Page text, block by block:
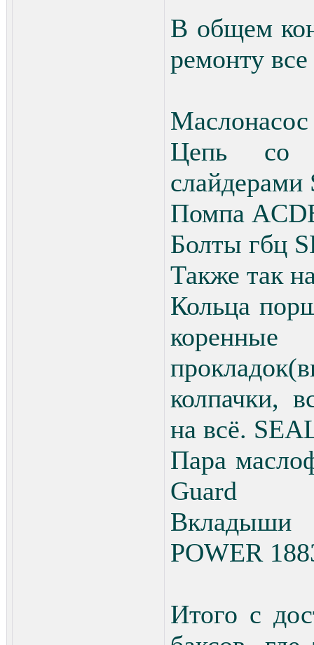
В общем
ремонту
Цепь со
Помпа
Болты гбц
Также так
Кольца
колпачки,
на всё.
Пара
Guard
POWER
Итого с